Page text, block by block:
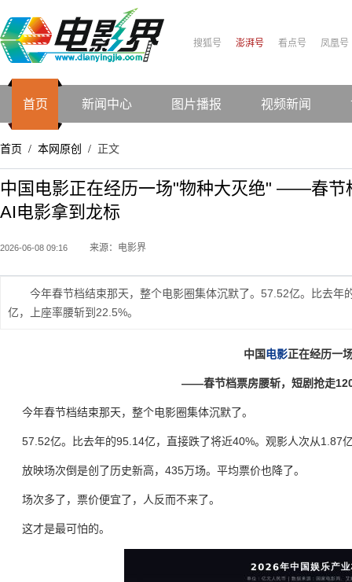
搜狐号 澎湃号 看点号 凤凰号
首页 新闻中心 图片播报 视频新闻
首页 / 本网原创 / 正文
中国电影正在经历一场"物种大灭绝" ——春节
AI电影拿到龙标
2026-06-08 09:16 来源：电影界
今年春节档结束那天，整个电影圈集体沉默了。57.52亿。比去
亿，上座率腰斩到22.5%。
中国电影正在经历一
——春节档票房腰斩，短剧抢走
今年春节档结束那天，整个电影圈集体沉默了。
57.52亿。比去年的95.14亿，直接跌了将近40%。观影人次从1.87
放映场次倒是创了历史新高，435万场。平均票价也降了。
场次多了，票价便宜了，人反而不来了。
这才是最可怕的。